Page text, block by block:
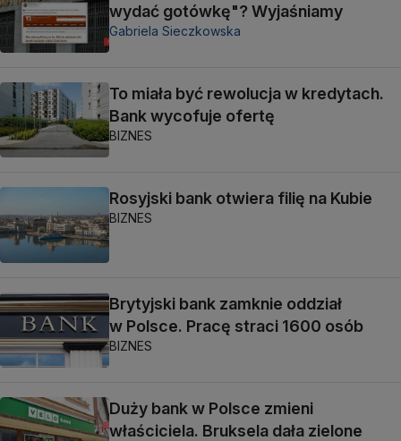
wydać gotówkę"? Wyjaśniamy
Gabriela Sieczkowska
To miała być rewolucja w kredytach.
Bank wycofuje ofertę
BIZNES
Rosyjski bank otwiera filię na Kubie
BIZNES
Brytyjski bank zamknie oddział
w Polsce. Pracę straci 1600 osób
BIZNES
Duży bank w Polsce zmieni
właściciela. Bruksela dała zielone